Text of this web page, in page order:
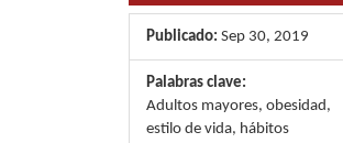
Publicado: Sep 30, 2019
Palabras clave:
Adultos mayores, obesidad,
estilo de vida, hábitos